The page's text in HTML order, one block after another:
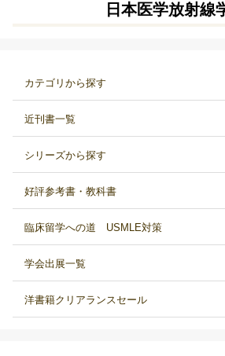
日本医学放射線
カテゴリから探す
近刊書一覧
シリーズから探す
好評参考書・教科書
臨床留学への道 USMLE対策
学会出展一覧
洋書籍クリアランスセール